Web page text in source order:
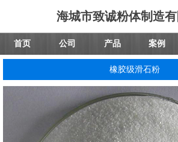
海城市致诚粉体制造有
首页 公司 产品 案例
橡胶级滑石粉